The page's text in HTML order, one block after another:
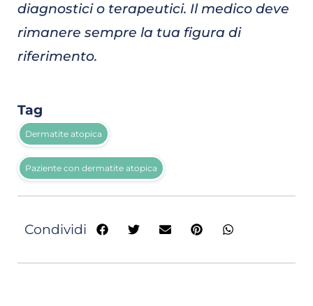
diagnostici o terapeutici. Il medico deve
rimanere sempre la tua figura di
riferimento.
Tag
Dermatite atopica
Paziente con dermatite atopica
Condividi